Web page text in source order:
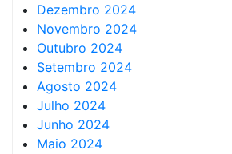
Dezembro 2024
Novembro 2024
Outubro 2024
Setembro 2024
Agosto 2024
Julho 2024
Junho 2024
Maio 2024